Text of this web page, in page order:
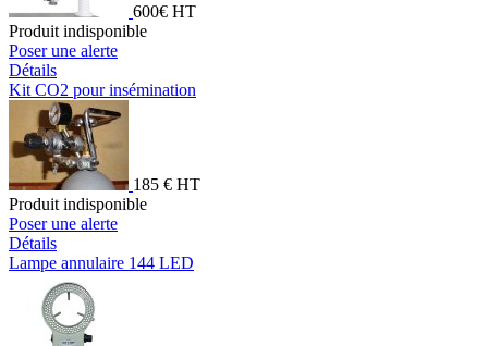
600€ HT
Produit indisponible
Poser une alerte
Détails
Kit CO2 pour insémination
185 € HT
Produit indisponible
Poser une alerte
Détails
Lampe annulaire 144 LED